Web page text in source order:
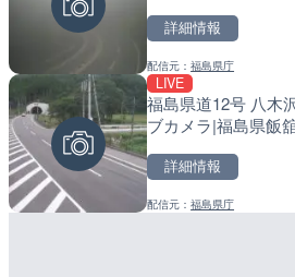
詳細情報
配信元：福島県庁
LIVE
福島県道12号 八木
ブカメラ|福島県飯
詳細情報
配信元：福島県庁